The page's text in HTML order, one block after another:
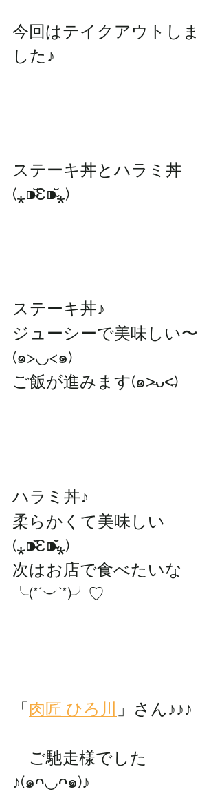
今回はテイクアウトしま
した♪
ステーキ丼とハラミ丼
(⁎⁍̴̆Ɛ⁍̴̆⁎)
ステーキ丼♪
ジューシーで美味しい〜
(๑>◡<๑)
ご飯が進みます(๑˃̵ᴗ˂̵)
ハラミ丼♪
柔らかくて美味しい
(⁎⁍̴̆Ɛ⁍̴̆⁎)
次はお店で食べたいな
╰(*´︶`*)╯♡
「肉匠 ひろ川 」さん♪♪♪
ご馳走様でした
♪(๑ᴖ◡ᴖ๑)♪